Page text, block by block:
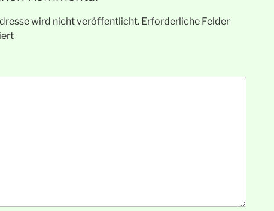
wird nicht veröffentlicht. Erforderliche Felder